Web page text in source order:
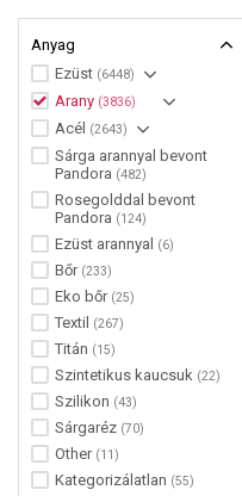
Anyag
Ezüst (6448)
Arany (3836)
Acél (2643)
Sárga arannyal bevont
Pandora (482)
Rosegolddal bevont
Pandora (124)
Ezüst arannyal (6)
Bőr(233)
Eko bőr(25)
Textil (267)
Titán (15)
Szintetikus kaucsuk (22)
Szilikon (43)
Sárgaréz (70)
Other(11)
Kategorizálatlan (55)